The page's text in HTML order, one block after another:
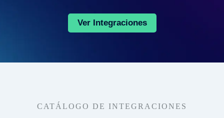
Ver Integraciones
CATÁLOGO DE INTEGRACIONES